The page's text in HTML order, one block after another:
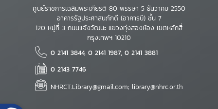
ศูนย์ราชการเฉลิมพระเกียรติ 80 พรรษา 5 ธันวาคม 2550
อาคารรัฐประศาสนภักดี (อาคารบี) ชั้น 7
120 หมู่ที่ 3 ถนนแจ้งวัฒนะ แขวงทุ่งสองห้อง เขตหลักสี่
กรุงเทพฯ 10210
0 2141 3844, 0 2141 1987, 0 2141 3881
0 2143 7746
NHRCT.Library@gmail.com; library@nhrc.or.th